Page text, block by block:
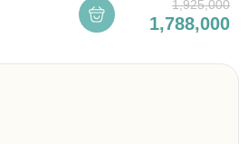
1,925,000
1,788,000